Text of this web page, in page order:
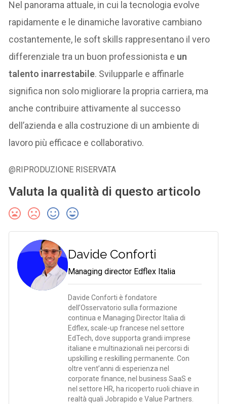
Nel panorama attuale, in cui la tecnologia evolve
rapidamente e le dinamiche lavorative cambiano
costantemente, le soft skills rappresentano il vero
differenziale tra un buon professionista e un
talento inarrestabile. Svilupparle e affinarle
significa non solo migliorare la propria carriera, ma
anche contribuire attivamente al successo
dell’azienda e alla costruzione di un ambiente di
lavoro più efficace e collaborativo.
@RIPRODUZIONE RISERVATA
Valuta la qualità di questo articolo
Davide Conforti
Managing director Edflex Italia
Davide Conforti è fondatore
dell’Osservatorio sulla formazione
continua e Managing Director Italia di
Edflex, scale-up francese nel settore
EdTech, dove supporta grandi imprese
italiane e multinazionali nei percorsi di
upskilling e reskilling permanente. Con
oltre vent’anni di esperienza nel
corporate finance, nel business SaaS e
nel settore HR, ha ricoperto ruoli chiave in
realtà quali Jobrapido e Value Partners.